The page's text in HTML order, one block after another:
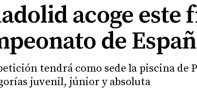
acoge este
de
tendrá como sede la piscina de
juvenil, júnior y absoluta